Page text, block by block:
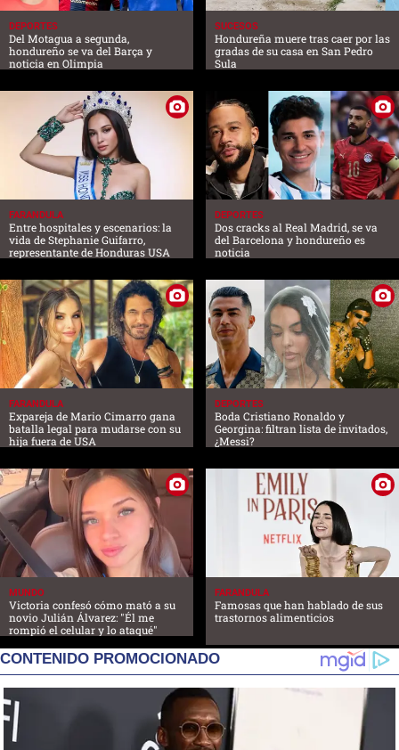
DEPORTES
Del Motagua a segunda,
hondureño se va del Barça y
noticia en Olimpia
SUCESOS
Hondureña muere tras caer por las
gradas de su casa en San Pedro
Sula
FARANDULA
Entre hospitales y escenarios: la
vida de Stephanie Guifarro,
representante de Honduras USA
DEPORTES
Dos cracks al Real Madrid, se va
del Barcelona y hondureño es
noticia
FARANDULA
Expareja de Mario Cimarro gana
batalla legal para mudarse con su
hija fuera de USA
DEPORTES
Boda Cristiano Ronaldo y
Georgina: filtran lista de invitados,
¿Messi?
MUNDO
Victoria confesó cómo mató a su
novio Julián Álvarez: "Él me
rompió el celular y lo ataqué"
FARANDULA
Famosas que han hablado de sus
trastornos alimenticios
CONTENIDO PROMOCIONADO